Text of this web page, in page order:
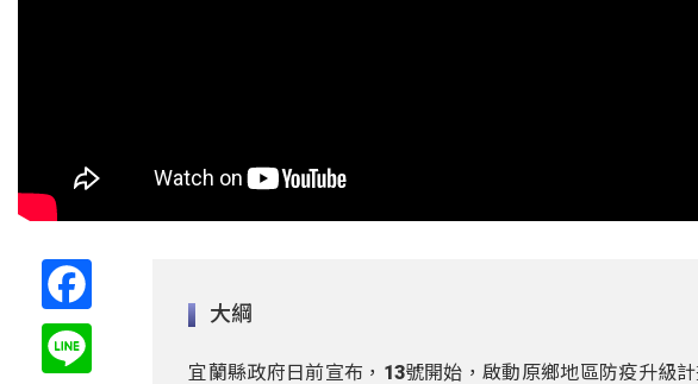
大綱
宜蘭縣政府日前宣布，13號開始，啟動原鄉地區防疫升級